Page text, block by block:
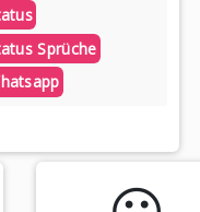
Sprüche